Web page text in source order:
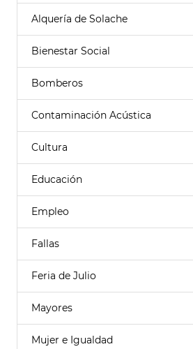
Alquería de Solache
Bienestar Social
Bomberos
Contaminación Acústica
Cultura
Educación
Empleo
Fallas
Feria de Julio
Mayores
Mujer e Igualdad